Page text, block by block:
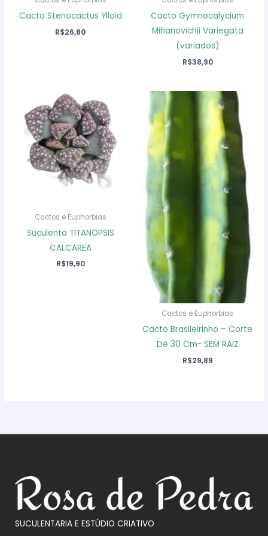
Cacto Stenocactus Ylloid
R$26,80
Cacto Gymnocalycium
Mihanovichii Variegata
(variados)
R$38,90
Cactos e Euphorbias
Suculenta TITANOPSIS
CALCAREA
R$19,90
Cactos e Euphorbias
Cacto Brasileirinho – Corte
De 30 Cm- SEM RAIZ
R$29,89
SUCULENTARIA E ESTÚDIO CRIATIVO